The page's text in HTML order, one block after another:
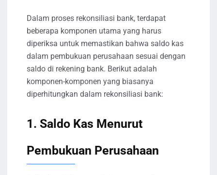
Dalam proses rekonsiliasi bank, terdapat
beberapa komponen utama yang harus
diperiksa untuk memastikan bahwa saldo kas
dalam pembukuan perusahaan sesuai dengan
saldo di rekening bank. Berikut adalah
komponen-komponen yang biasanya
diperhitungkan dalam rekonsiliasi bank:
1. Saldo Kas Menurut
Pembukuan Perusahaan